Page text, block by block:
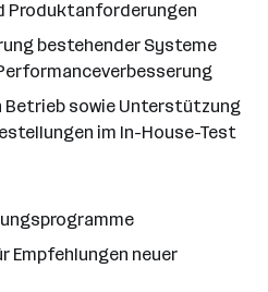
Produktanforderungen
bestehender Systeme
Betrieb sowie Unterstützung
im In-House-Test
Empfehlungen neuer